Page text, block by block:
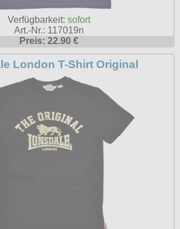
Verfügbarkeit: sofort
Art.-Nr.: 117019n
Preis: 22.90 €
London T-Shirt Original